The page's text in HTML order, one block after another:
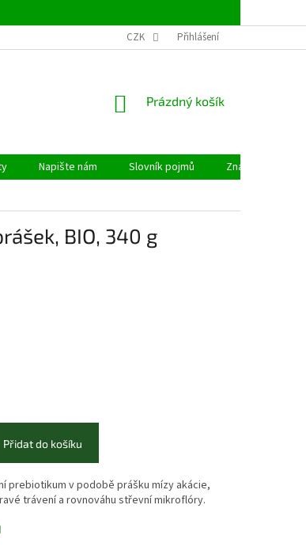
PODMÍNKY OCHRANY OSOBNÍCH
CZK Přihlášení
NÁKUPNÍ
Prázdný košík
Napište nám Slovník pojmů
Značky
BIO, 340 g
Přidat do košíku
prebiotikum v podobě prášku mízy akácie,
trávení a rovnováhu střevní mikroflóry.